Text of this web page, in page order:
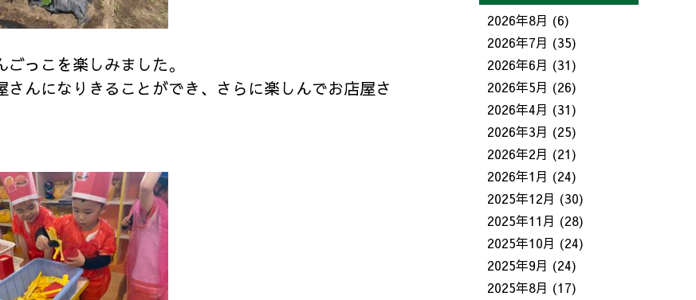
っこを楽しみました。
んになりきることができ、さらに楽しんでお店屋さ
2026年8月 (6)
2026年7月 (35)
2026年6月 (31)
2026年5月 (26)
2026年4月 (31)
2026年3月 (25)
2026年2月 (21)
2026年1月 (24)
2025年12月 (30)
2025年11月 (28)
2025年10月 (24)
2025年9月 (24)
2025年8月 (17)